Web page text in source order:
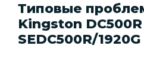
Типовые
Kingston DC500R
SEDC500R/1920G